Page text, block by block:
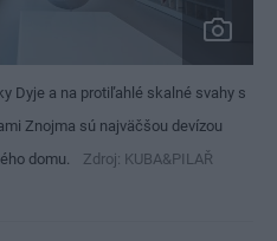
Dyje a na protiľahlé skalné svahy s
Znojma sú najväčšou devízou
domu.
Zdroj: KUBA&PILAŘ